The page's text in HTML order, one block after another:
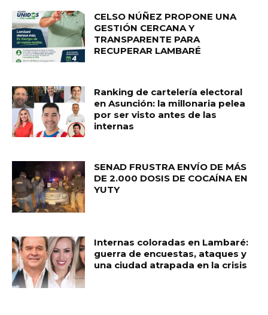
CELSO NÚÑEZ PROPONE UNA
GESTIÓN CERCANA Y
TRANSPARENTE PARA
RECUPERAR LAMBARÉ
Ranking de cartelería electoral
en Asunción: la millonaria pelea
por ser visto antes de las
internas
SENAD FRUSTRA ENVÍO DE MÁS
DE 2.000 DOSIS DE COCAÍNA EN
YUTY
Internas coloradas en Lambaré:
guerra de encuestas, ataques y
una ciudad atrapada en la crisis